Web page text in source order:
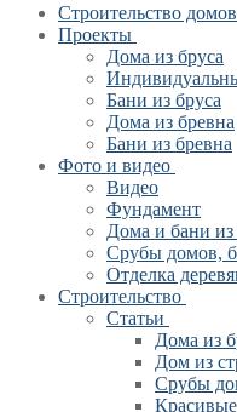
Перейти
содержимому
Меню
ЗакрытьСтроительство
Проекты
Дома из бруса
Бани из бруса
Дома из бревна
Бани из бревна
Фото и видео
Видео
Фундамент
Дома и бани из
Срубы домов,
Отделка
Строительство
Статьи
Дома из
Дом из
Срубы